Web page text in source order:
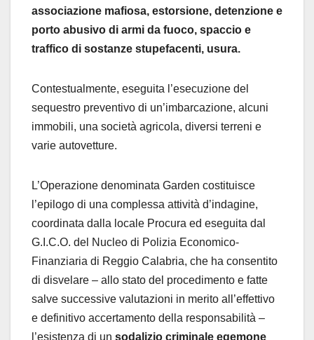
associazione mafiosa, estorsione, detenzione e
porto abusivo di armi da fuoco, spaccio e
traffico di sostanze stupefacenti, usura.
Contestualmente, eseguita l’esecuzione del
sequestro preventivo di un’imbarcazione, alcuni
immobili, una società agricola, diversi terreni e
varie autovetture.
L’Operazione denominata Garden costituisce
l’epilogo di una complessa attività d’indagine,
coordinata dalla locale Procura ed eseguita dal
G.I.C.O. del Nucleo di Polizia Economico-
Finanziaria di Reggio Calabria, che ha consentito
di disvelare – allo stato del procedimento e fatte
salve successive valutazioni in merito all’effettivo
e definitivo accertamento della responsabilità –
l’esistenza di un sodalizio criminale egemone